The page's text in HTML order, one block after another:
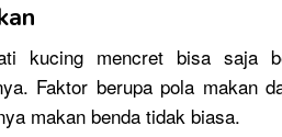
kucing mencret bisa saja
Faktor berupa pola makan
makan benda tidak biasa.